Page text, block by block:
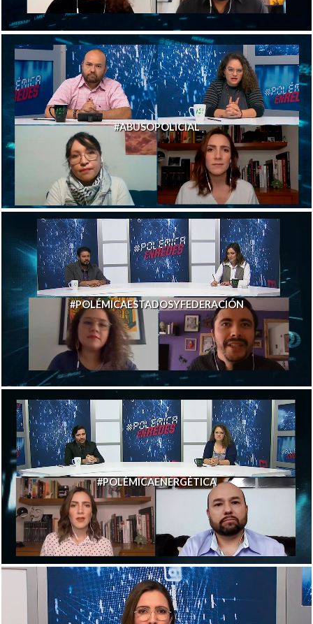
#ABUSOPOLICIAL
#POLÉMICAESTADOSYFEDERACIÓN
#POLÉMICAENERGÉTICA